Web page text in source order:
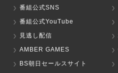
番組公式SNS
番組公式YouTube
見逃し配信
AMBER GAMES
BS朝日セールスサイト